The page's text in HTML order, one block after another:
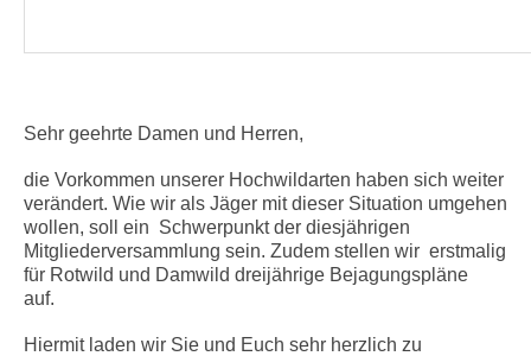
Sehr geehrte Damen und Herren,
die Vorkommen unserer Hochwildarten haben sich weiter
verändert. Wie wir als Jäger mit dieser Situation umgehen
wollen, soll ein Schwerpunkt der diesjährigen
Mitgliederversammlung sein. Zudem stellen wir erstmalig
für Rotwild und Damwild dreijährige Bejagungspläne
auf.
Hiermit laden wir Sie und Euch sehr herzlich zu